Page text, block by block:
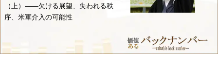
（上）――欠ける展望、失われる秩
序、米軍介入の可能性